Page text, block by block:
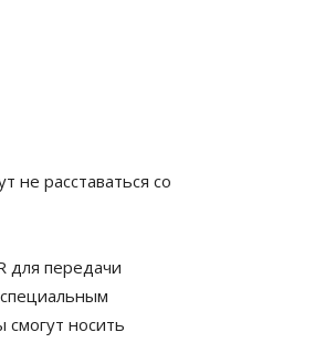
не расставаться со
для передачи
носить